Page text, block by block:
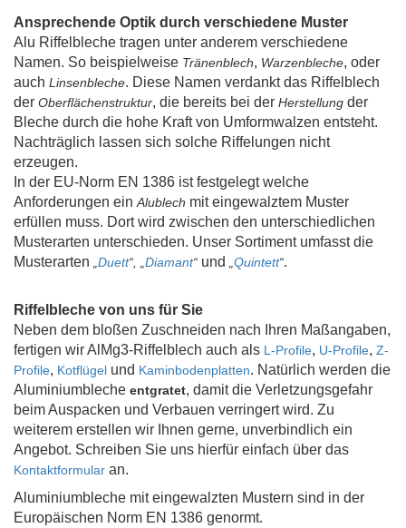
Ansprechende Optik durch verschiedene Muster
Alu Riffelbleche tragen unter anderem verschiedene
Namen. So beispielweise Tränenblech, Warzenbleche, oder
auch Linsenbleche. Diese Namen verdankt das Riffelblech
der Oberflächenstruktur, die bereits bei der Herstellung der
Bleche durch die hohe Kraft von Umformwalzen entsteht.
Nachträglich lassen sich solche Riffelungen nicht
erzeugen.
In der EU-Norm EN 1386 ist festgelegt welche
Anforderungen ein Alublech mit eingewalztem Muster
erfüllen muss. Dort wird zwischen den unterschiedlichen
Musterarten unterschieden. Unser Sortiment umfasst die
Musterarten
Duett“, „ Diamant“ und Quintett“.
Riffelbleche von uns für Sie
Neben dem bloßen Zuschneiden nach Ihren Maßangaben,
fertigen wir AlMg3-Riffelblech auch als L-Profile, U-Profile, Z-
Profile, Kotflügel und Kaminbodenplatten. Natürlich werden die
Aluminiumbleche entgratet, damit die Verletzungsgefahr
beim Auspacken und Verbauen verringert wird. Zu
weiterem erstellen wir Ihnen gerne, unverbindlich ein
Angebot. Schreiben Sie uns hierfür einfach über das
Kontaktformular an.
Aluminiumbleche mit eingewalzten Mustern sind in der
Europäischen Norm EN 1386 genormt.